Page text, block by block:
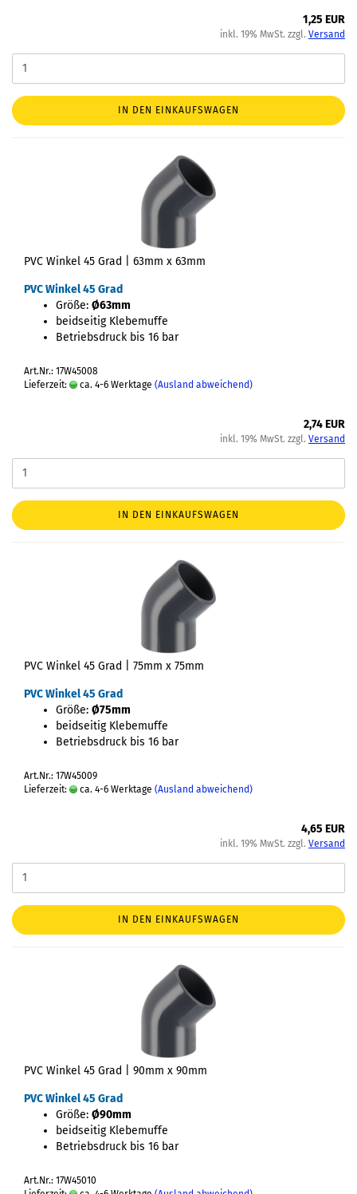
1,25 EUR
inkl. 19% MwSt. zzgl. Versand
IN DEN EINKAUFSWAGEN
PVC Winkel 45 Grad | 63mm x 63mm
PVC Winkel 45 Grad
Größe: Ø63mm
beidseitig Klebemuffe
Betriebsdruck bis 16 bar
Art.Nr.: 17W45008
Lieferzeit:
ca. 4-6 Werktage (Ausland abweichend)
2,74 EUR
inkl. 19% MwSt. zzgl. Versand
IN DEN EINKAUFSWAGEN
PVC Winkel 45 Grad | 75mm x 75mm
PVC Winkel 45 Grad
Größe: Ø75mm
beidseitig Klebemuffe
Betriebsdruck bis 16 bar
Art.Nr.: 17W45009
Lieferzeit:
ca. 4-6 Werktage (Ausland abweichend)
4,65 EUR
inkl. 19% MwSt. zzgl. Versand
IN DEN EINKAUFSWAGEN
PVC Winkel 45 Grad | 90mm x 90mm
PVC Winkel 45 Grad
Größe: Ø90mm
beidseitig Klebemuffe
Betriebsdruck bis 16 bar
Art.Nr.: 17W45010